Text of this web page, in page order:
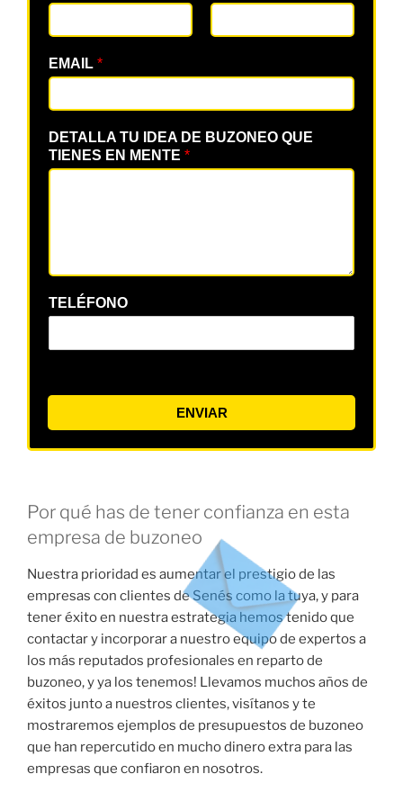
EMAIL *
DETALLA TU IDEA DE BUZONEO QUE
TIENES EN MENTE *
TELÉFONO
ENVIAR
Por qué has de tener confianza en esta
empresa de buzoneo
Nuestra prioridad es aumentar el prestigio de las
empresas con clientes de Senés como la tuya, y para
tener éxito en nuestra estrategia hemos tenido que
contactar y incorporar a nuestro equipo de expertos a
los más reputados profesionales en reparto de
buzoneo, y ya los tenemos! Llevamos muchos años de
éxitos junto a nuestros clientes, visítanos y te
mostraremos ejemplos de presupuestos de buzoneo
que han repercutido en mucho dinero extra para las
empresas que confiaron en nosotros.